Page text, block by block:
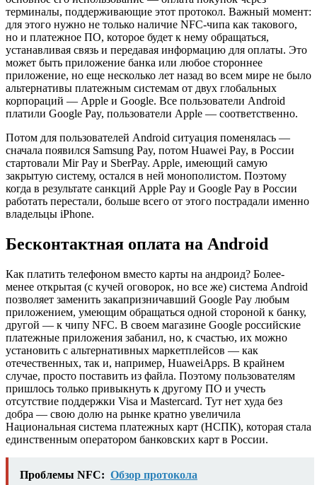
терминалы, поддерживающие этот протокол. Важный момент:
для этого нужно не только наличие NFC-чипа как такового,
но и платежное ПО, которое будет к нему обращаться,
устанавливая связь и передавая информацию для оплаты. Это
может быть приложение банка или любое стороннее
приложение, но еще несколько лет назад во всем мире не было
альтернативы платежным системам от двух глобальных
корпораций — Apple и Google. Все пользователи Android
платили Google Pay, пользователи Apple — соответственно.
Потом для пользователей Android ситуация поменялась —
сначала появился Samsung Pay, потом Huawei Pay, в России
стартовали Mir Pay и SberPay. Apple, имеющий самую
закрытую систему, остался в ней монополистом. Поэтому
когда в результате санкций Apple Pay и Google Pay в России
работать перестали, больше всего от этого пострадали именно
владельцы iPhone.
Бесконтактная оплата на Android
Как платить телефоном вместо карты на андроид? Более-
менее открытая (с кучей оговорок, но все же) система Android
позволяет заменить закапризничавший Google Pay любым
приложением, умеющим обращаться одной стороной к банку,
другой — к чипу NFC. В своем магазине Google российские
платежные приложения забанил, но, к счастью, их можно
установить с альтернативных маркетплейсов — как
отечественных, так и, например, HuaweiApps. В крайнем
случае, просто поставить из файла. Поэтому пользователям
пришлось только привыкнуть к другому ПО и учесть
отсутствие поддержки Visa и Mastercard. Тут нет худа без
добра — свою долю на рынке кратно увеличила
Национальная система платежных карт (НСПК), которая стала
единственным оператором банковских карт в России.
Проблемы NFC: Обзор протокола